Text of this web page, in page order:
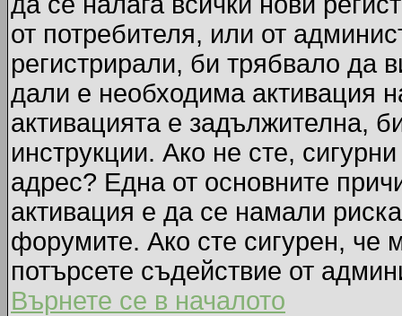
от потребителя, или от
регистрирали, би трябвало да
дали е необходима активация
активацията е задължителна,
инструкции. Ако не сте,
адрес? Една от основните
активация е да се намали
форумите. Ако сте сигурен, че
потърсете съдействие от
Върнете се в началото